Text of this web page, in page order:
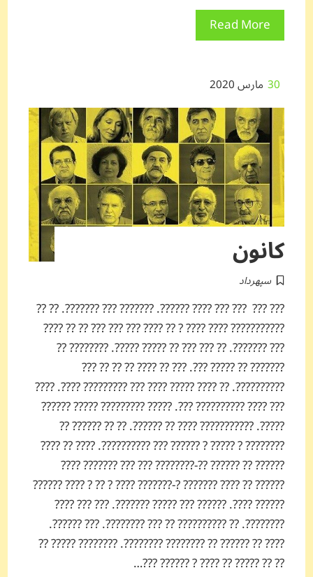
Read More
30 مارس 2020
کانون
سپهرداد
??? ??? ??? ??? ???? ??????. ??????? ??? ???????. ?? ??
??????????? ???? ???? ? ?? ???? ??? ??? ??? ?? ?? ????
??? ???????. ?? ??? ??? ?? ????? ?????. ???????? ??
??????? ?? ????? ???. ??? ?? ???? ?? ?? ?? ???
??????????. ?? ???? ????? ???? ??? ????????? ????. ????
??? ???? ?????????? ???. ????? ????????? ????? ??????
?????. ??????????? ???? ?? ??????. ?? ?? ?????? ??
???????? ? ????? ? ?????? ??? ??????????. ???? ?? ????
?????? ?? ?????? ??-???????? ??? ??? ??????? ????
?????? ?? ???? ??????? ?-??????? ???? ? ?? ? ???? ??????
?????? ????. ?????? ??? ????? ???????. ??? ??? ????
????????. ?? ?????????? ?? ??? ????????. ??? ??????.
???? ?? ?????? ?? ???????? ????????. ???????? ????? ??
?? ?? ????? ?? ???? ? ?????? ???…